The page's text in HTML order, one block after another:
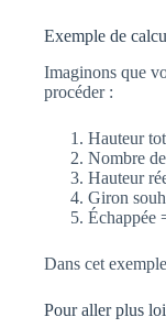
Exemple de
Imaginons que
procéder :
Hauteur
Nombre
Hauteur
Giron
Échappée
Dans cet
Pour aller plus